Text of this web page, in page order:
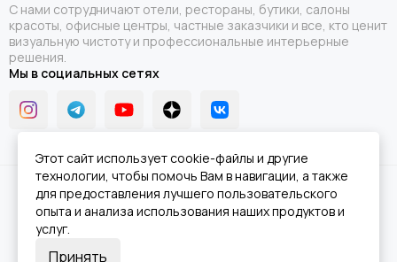
С нами сотрудничают отели, рестораны, бутики, салоны
красоты, офисные центры, частные заказчики и все, кто ценит
визуальную чистоту и профессиональные интерьерные
решения.
Мы в социальных сетях
2026 © Ну и Туи!.Карта сайта
Этот сайт использует cookie-файлы и другие
технологии, чтобы помочь Вам в навигации, а также
для предоставления лучшего пользовательского
опыта и анализа использования наших продуктов и
услуг.
Принять